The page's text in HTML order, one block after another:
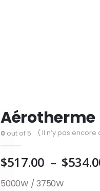
Aérotherme
0 out of 5 ( Il n’y pas encore
$517.00 – $
5000W / 3750W